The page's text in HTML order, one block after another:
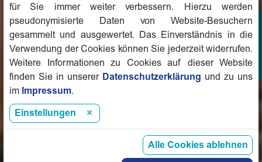
für Sie immer weiter verbessern. Hierzu werden
pseudonymisierte Daten von Website-Besuchern
gesammelt und ausgewertet. Das Einverständnis in die
Verwendung der Cookies können Sie jederzeit widerrufen.
Weitere Informationen zu Cookies auf dieser Website
finden Sie in unserer Datenschutzerklärung und zu uns
im Impressum.
Einstellungen
Alle Cookies ablehnen